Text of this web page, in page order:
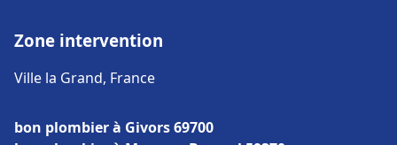
Zone intervention
Ville la Grand, France
bon plombier à Givors 69700